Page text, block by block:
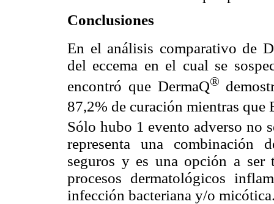
Conclusiones
En el análisis comparativo de
del eccema en el cual se
encontró que DermaQ®
87,2% de curación mientras que
Sólo hubo 1 evento adverso no
representa una combinación
seguros y es una opción a ser
procesos dermatológicos
infección bacteriana y/o